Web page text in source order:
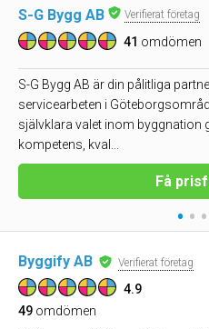
S-G Bygg AB Verifierat företag
41 omdömen
S-G Bygg AB är din pålitliga
servicearbeten i
självklara valet inom byggnation
kompetens, kval...
Få
• • •
Byggify AB Verifierat företag
4.9
49 omdömen